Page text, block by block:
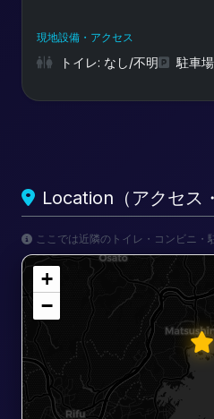
現地設備・アクセス
トイレ: なし/不明 駐車
Location（アクセス
ここでは近隣のトイレ・コンビニ・
+
−